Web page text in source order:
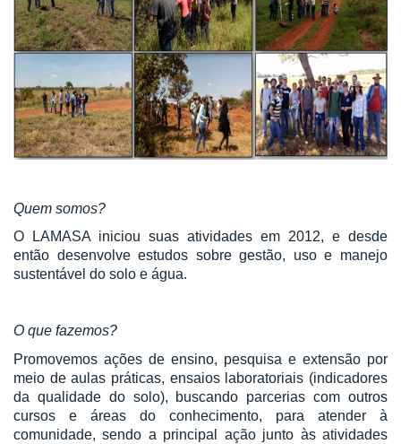
Quem somos?
O LAMASA iniciou suas atividades em 2012, e desde
então desenvolve estudos sobre gestão, uso e manejo
sustentável do solo e água.
O que fazemos?
Promovemos ações de ensino, pesquisa e extensão por
meio de aulas práticas, ensaios laboratoriais (indicadores
da qualidade do solo), buscando parcerias com outros
cursos e áreas do conhecimento, para atender à
comunidade, sendo a principal ação junto às atividades